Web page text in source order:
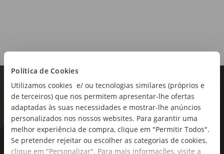
Política de Cookies
Utilizamos cookies e/ ou tecnologias similares (próprios e
de terceiros) que nos permitem apresentar-lhe ofertas
adaptadas às suas necessidades e mostrar-lhe anúncios
personalizados nos nossos websites. Para garantir uma
melhor experiência de compra, clique em "Permitir Todos".
Se pretender rejeitar ou escolher as categorias de cookies,
clique em "Personalizar". Para mais informações, visite a
Espátula de madeira; Espalhador em T de madeira e Manual
Material:
Baquelite e Alumínio
Dimensões:
Diâmetro x Altura: 30 x 6,6cm
Tensão:
As novidades mais frescas no